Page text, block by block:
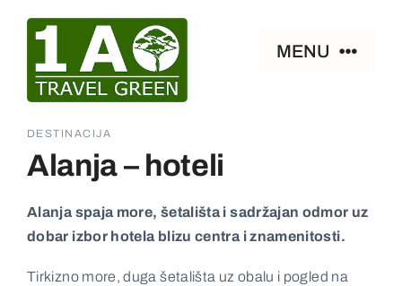
content
MENU
Smeštaj
Zanimljivosti
DESTINACIJA
Alanja – hoteli
Alanja spaja more, šetališta i sadržajan odmor uz
dobar izbor hotela blizu centra i znamenitosti.
Tirkizno more, duga šetališta uz obalu i pogled na